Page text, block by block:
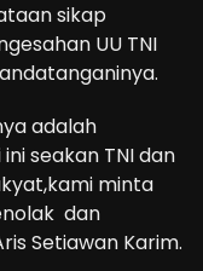
sikap
UU TNI
adalah
seakan TNI dan
minta
dan
Setiawan Karim.